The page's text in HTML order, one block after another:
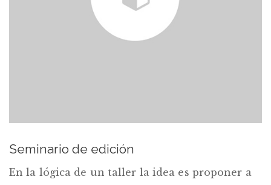
Seminario de edición
En la lógica de un taller la idea es proponer a